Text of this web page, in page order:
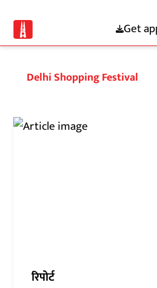
Get
Delhi Shopping Festival
रिपोर्ट